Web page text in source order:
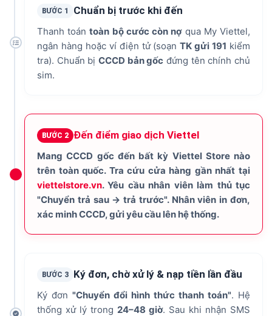
BƯỚC 1 Chuẩn bị trước khi đến
Thanh toántoàn bộ cước còn nợqua My Viettel,
ngân hàng hoặc ví điện tử (soạnTK gửi 191 kiểm
tra). Chuẩn bị CCCD bản gốc đứng tên chính chủ
sim.
BƯỚC 2 Đến điểm giao dịch Viettel
Mang CCCD gốc đến bất kỳ Viettel Storenào
trên toàn quốc. Tra cứu cửa hàng gần nhất tại
viettelstore.vn. Yêu cầu nhân viên làm thủ tục
"Chuyển trả sau → trả trước". Nhân viên in đơn,
xác minh CCCD, gửi yêu cầu lên hệ thống.
BƯỚC 3 Ký đơn, chờ xử lý & nạp tiền lần đầu
Ký đơn "Chuyển đổi hình thức thanh toán". Hệ
thống xử lý trong 24–48 giờ. Sau khi nhận SMS